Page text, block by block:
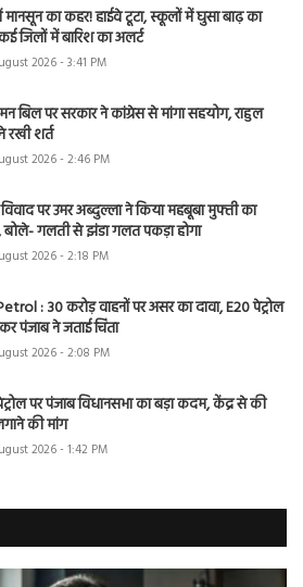
का कहर! हाईवे टूटा, स्कूलों में घुसा बाढ़ का
जिलों में बारिश का अलर्ट
2026 - 3:41 PM
बिल पर सरकार ने कांग्रेस से मांगा सहयोग, राहुल
रखी शर्त
2026 - 2:46 PM
विवाद पर उमर अब्दुल्ला ने किया महबूबा मुफ्ती का
बोले- गलती से झंडा गलत पकड़ा होगा
2026 - 2:18 PM
: 30 करोड़ वाहनों पर असर का दावा, E20 पेट्रोल
पंजाब ने जताई चिंता
2026 - 2:08 PM
पर पंजाब विधानसभा का बड़ा कदम, केंद्र से की
की मांग
2026 - 1:42 PM